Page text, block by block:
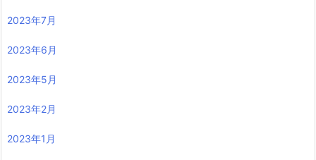
2023年7月
2023年6月
2023年5月
2023年2月
2023年1月